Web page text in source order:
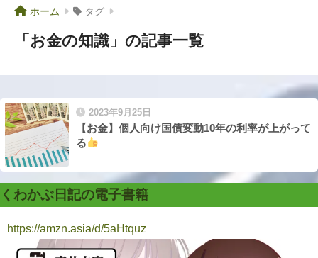
ホーム タグ
「お金の知識」の記事一覧
2023年9月25日
【お金】個人向け国債変動10年の利率が上がって
る
くわかぶ日記の電子書籍
https://amzn.asia/d/5aHtquz